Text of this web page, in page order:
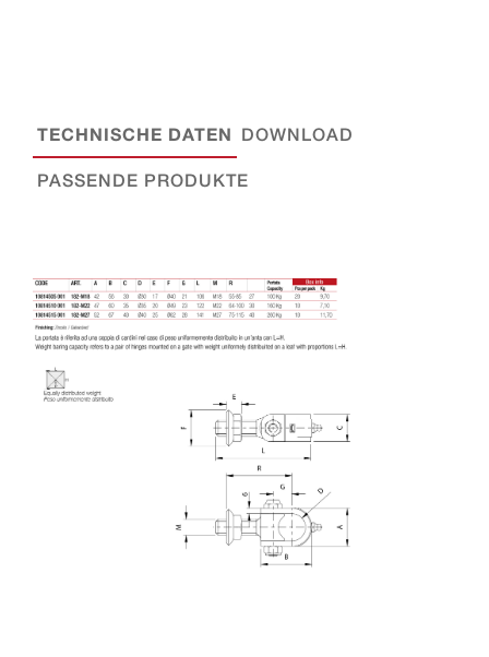
TECHNISCHE DATEN DOWNLOAD
PASSENDE PRODUKTE